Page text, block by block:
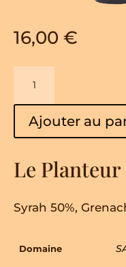
16,00 €
Le
Planteur
Ajouter au
Le Planteur
Syrah 50%,
Domaine